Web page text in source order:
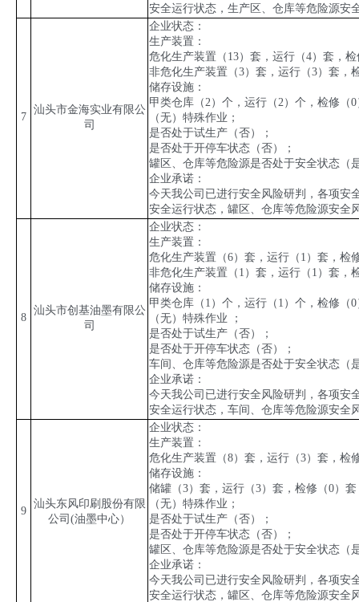
安全运行状态，生产区、仓库等危险源安
7
汕头市金海实业有限公
司
企业状态：
生产装置：
危化生产装置（ 13）套，运行（4）套，
非危化生产装置（3）套，运行（3）套，
储存设施：
甲类仓库（2）个，运行（2）个，检修（0
（无）特殊作业；
是否处于试生产（否）；
是否处于开停车状态（否）；
罐区、仓库等危险源是否处于安全状态（
企业承诺：
今天我公司已进行安全风险研判，各项安
安全运行状态，罐区、仓库等危险源安全
8
汕头市创基油墨有限公
司
企业状态：
生产装置：
危化生产装置（6）套，运行（ 1 ）套，检
非危化生产装置（ 1 ）套，运行（ 1 ）套，
储存设施：
甲类仓库（ 1 ）个，运行（ 1 ）个，检修（0
（无）特殊作业 ；
是否处于试生产（否）；
是否处于开停车状态（否）；
车间、仓库等危险源是否处于安全状态（
企业承诺：
今天我公司已进行安全风险研判，各项安
安全运行状态，车间、仓库等危险源安全
9
汕头东风印刷股份有限
公司 (油墨中心）
企业状态：
生产装置：
危化生产装置（8）套，运行（3）套，检
储存设施：
储罐（3）套，运行（3）套，检修（0）
（无）特殊作业；
是否处于试生产（否）；
是否处于开停车状态（否）；
罐区、仓库等危险源是否处于安全状态（
企业承诺：
今天我公司已进行安全风险研判，各项安
安全运行状态，罐区、仓库等危险源安全